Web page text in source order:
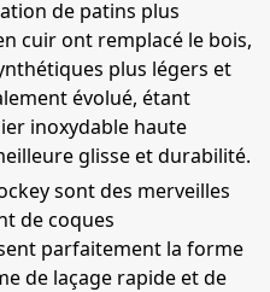
de patins plus
cuir ont remplacé le bois,
plus légers et
évolué, étant
inoxydable haute
glisse et durabilité.
sont des merveilles
de coques
parfaitement la forme
de laçage rapide et de